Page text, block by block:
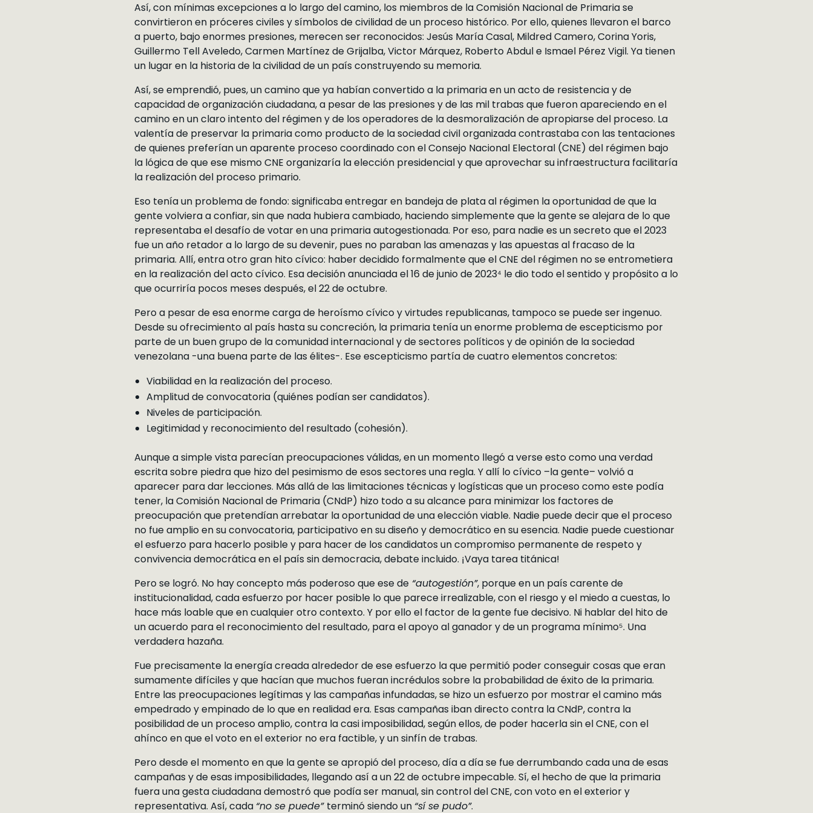
Así, con mínimas excepciones a lo largo del camino, los miembros de la Comisión Nacional de Primaria se
convirtieron en próceres civiles y símbolos de civilidad de un proceso histórico. Por ello, quienes llevaron el barco
a puerto, bajo enormes presiones, merecen ser reconocidos: Jesús María Casal, Mildred Camero, Corina Yoris,
Guillermo Tell Aveledo, Carmen Martínez de Grijalba, Victor Márquez, Roberto Abdul e Ismael Pérez Vigil. Ya tienen
un lugar en la historia de la civilidad de un país construyendo su memoria.
Así, se emprendió, pues, un camino que ya habían convertido a la primaria en un acto de resistencia y de
capacidad de organización ciudadana, a pesar de las presiones y de las mil trabas que fueron apareciendo en el
camino en un claro intento del régimen y de los operadores de la desmoralización de apropiarse del proceso. La
valentía de preservar la primaria como producto de la sociedad civil organizada contrastaba con las tentaciones
de quienes preferían un aparente proceso coordinado con el Consejo Nacional Electoral (CNE) del régimen bajo
la lógica de que ese mismo CNE organizaría la elección presidencial y que aprovechar su infraestructura facilitaría
la realización del proceso primario.
Eso tenía un problema de fondo: significaba entregar en bandeja de plata al régimen la oportunidad de que la
gente volviera a confiar, sin que nada hubiera cambiado, haciendo simplemente que la gente se alejara de lo que
representaba el desafío de votar en una primaria autogestionada. Por eso, para nadie es un secreto que el 2023
fue un año retador a lo largo de su devenir, pues no paraban las amenazas y las apuestas al fracaso de la
primaria. Allí, entra otro gran hito cívico: haber decidido formalmente que el CNE del régimen no se entrometiera
en la realización del acto cívico. Esa decisión anunciada el 16 de junio de 2023⁴ le dio todo el sentido y propósito a lo
que ocurriría pocos meses después, el 22 de octubre.
Pero a pesar de esa enorme carga de heroísmo cívico y virtudes republicanas, tampoco se puede ser ingenuo.
Desde su ofrecimiento al país hasta su concreción, la primaria tenía un enorme problema de escepticismo por
parte de un buen grupo de la comunidad internacional y de sectores políticos y de opinión de la sociedad
venezolana -una buena parte de las élites-. Ese escepticismo partía de cuatro elementos concretos:
Viabilidad en la realización del proceso.
Amplitud de convocatoria (quiénes podían ser candidatos).
Niveles de participación.
Legitimidad y reconocimiento del resultado (cohesión).
Aunque a simple vista parecían preocupaciones válidas, en un momento llegó a verse esto como una verdad
escrita sobre piedra que hizo del pesimismo de esos sectores una regla. Y allí lo cívico –la gente– volvió a
aparecer para dar lecciones. Más allá de las limitaciones técnicas y logísticas que un proceso como este podía
tener, la Comisión Nacional de Primaria (CNdP) hizo todo a su alcance para minimizar los factores de
preocupación que pretendían arrebatar la oportunidad de una elección viable. Nadie puede decir que el proceso
no fue amplio en su convocatoria, participativo en su diseño y democrático en su esencia. Nadie puede cuestionar
el esfuerzo para hacerlo posible y para hacer de los candidatos un compromiso permanente de respeto y
convivencia democrática en el país sin democracia, debate incluido. ¡Vaya tarea titánica!
Pero se logró. No hay concepto más poderoso que ese de “autogestión”, porque en un país carente de
institucionalidad, cada esfuerzo por hacer posible lo que parece irrealizable, con el riesgo y el miedo a cuestas, lo
hace más loable que en cualquier otro contexto. Y por ello el factor de la gente fue decisivo. Ni hablar del hito de
un acuerdo para el reconocimiento del resultado, para el apoyo al ganador y de un programa mínimo⁵. Una
verdadera hazaña.
Fue precisamente la energía creada alrededor de ese esfuerzo la que permitió poder conseguir cosas que eran
sumamente difíciles y que hacían que muchos fueran incrédulos sobre la probabilidad de éxito de la primaria.
Entre las preocupaciones legítimas y las campañas infundadas, se hizo un esfuerzo por mostrar el camino más
empedrado y empinado de lo que en realidad era. Esas campañas iban directo contra la CNdP, contra la
posibilidad de un proceso amplio, contra la casi imposibilidad, según ellos, de poder hacerla sin el CNE, con el
ahínco en que el voto en el exterior no era factible, y un sinfín de trabas.
Pero desde el momento en que la gente se apropió del proceso, día a día se fue derrumbando cada una de esas
campañas y de esas imposibilidades, llegando así a un 22 de octubre impecable. Sí, el hecho de que la primaria
fuera una gesta ciudadana demostró que podía ser manual, sin control del CNE, con voto en el exterior y
representativa. Así, cada “no se puede” terminó siendo un “sí se pudo”.